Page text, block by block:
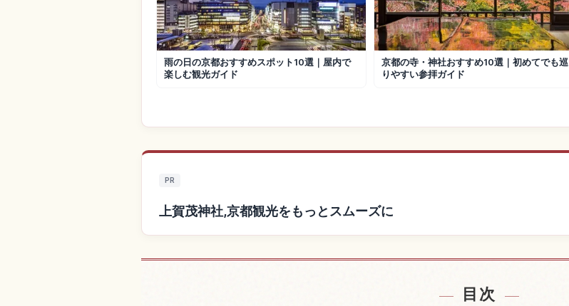
雨の日の京都おすすめスポット10選｜屋内で
楽しむ観光ガイド
京都の寺・神社おすすめ10選｜初めてでも巡
りやすい参拝ガイド
PR
上賀茂神社,京都観光をもっとスムーズに
目次